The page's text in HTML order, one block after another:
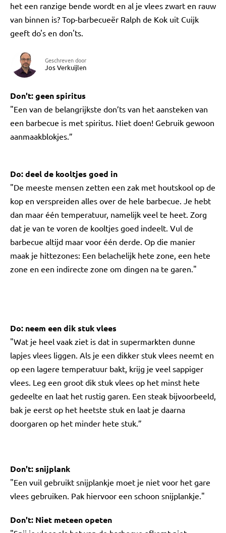
het een ranzige bende wordt en al je vlees zwart en rauw
van binnen is? Top-barbecueër Ralph de Kok uit Cuijk
geeft do's en don'ts.
Geschreven door
Jos Verkuijlen
Don't: geen spiritus
"Een van de belangrijkste don’ts van het aansteken van
een barbecue is met spiritus. Niet doen! Gebruik gewoon
aanmaakblokjes.”
Do: deel de kooltjes goed in
"De meeste mensen zetten een zak met houtskool op de
kop en verspreiden alles over de hele barbecue. Je hebt
dan maar één temperatuur, namelijk veel te heet. Zorg
dat je van te voren de kooltjes goed indeelt. Vul de
barbecue altijd maar voor één derde. Op die manier
maak je hittezones: Een belachelijk hete zone, een hete
zone en een indirecte zone om dingen na te garen."
Do: neem een dik stuk vlees
"Wat je heel vaak ziet is dat in supermarkten dunne
lapjes vlees liggen. Als je een dikker stuk vlees neemt en
op een lagere temperatuur bakt, krijg je veel sappiger
vlees. Leg een groot dik stuk vlees op het minst hete
gedeelte en laat het rustig garen. Een steak bijvoorbeeld,
bak je eerst op het heetste stuk en laat je daarna
doorgaren op het minder hete stuk.”
Don't: snijplank
"Een vuil gebruikt snijplankje moet je niet voor het gare
vlees gebruiken. Pak hiervoor een schoon snijplankje."
Don't: Niet meteen opeten